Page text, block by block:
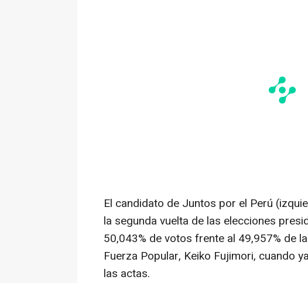
El candidato de Juntos por el Perú
la segunda vuelta de las elecciones
50,043% de votos frente al 49,957% de
Fuerza Popular, Keiko Fujimori, cuando
las actas.